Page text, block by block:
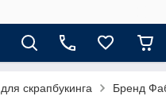
скрапбукинга Бренд